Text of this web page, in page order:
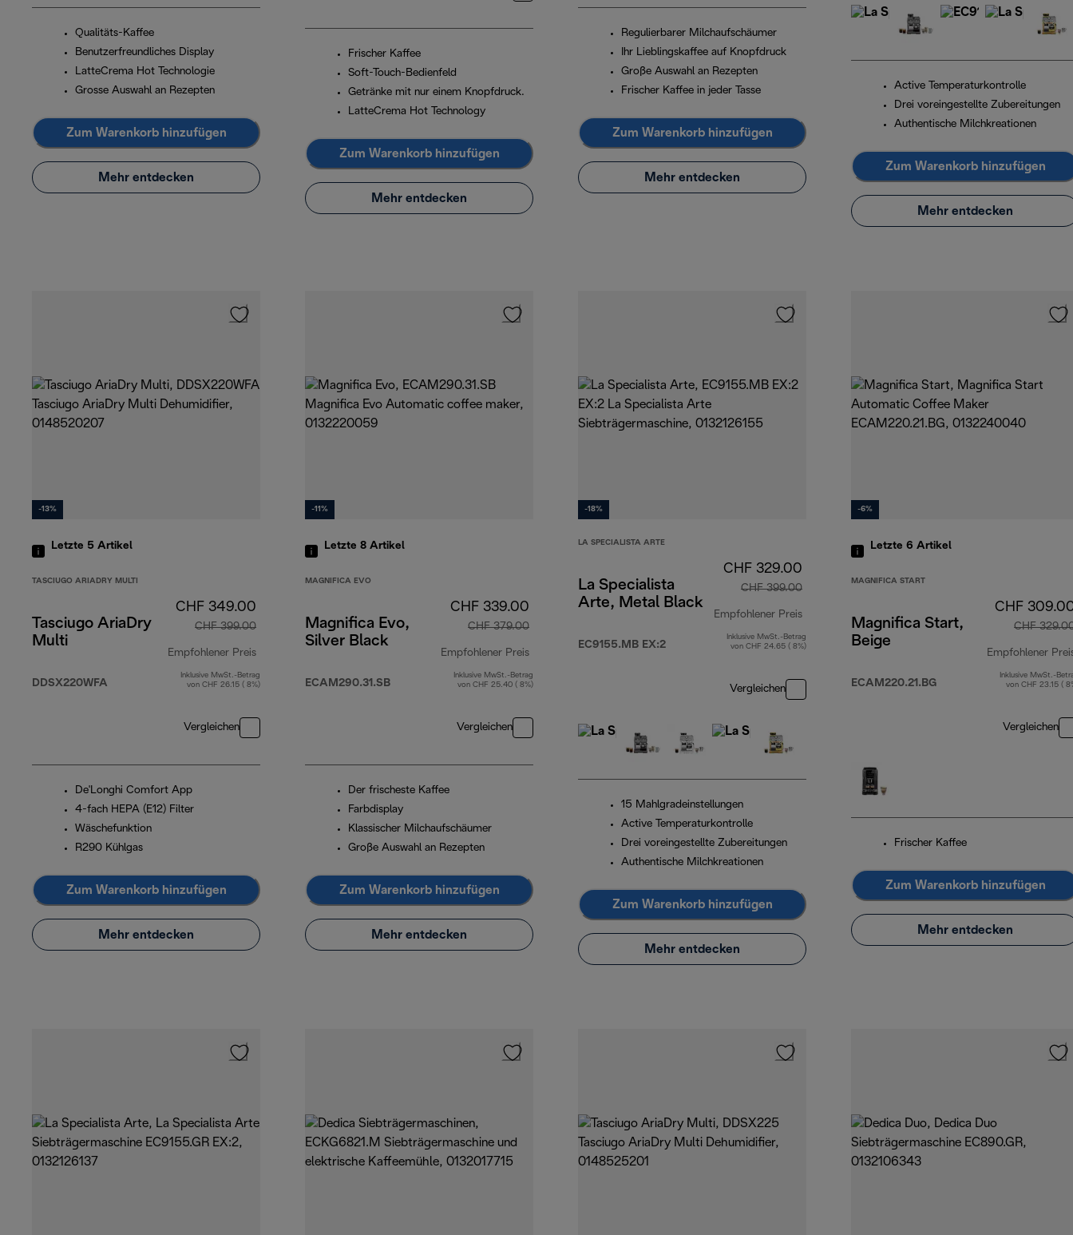
Qualitäts-Kaffee
Benutzerfreundliches Display
LatteCrema Hot Technologie
Grosse Auswahl an Rezepten
Zum Warenkorb hinzufügen
Mehr entdecken
Frischer Kaffee
Soft-Touch-Bedienfeld
Getränke mit nur einem Knopfdruck.
LatteCrema Hot Technology
Zum Warenkorb hinzufügen
Mehr entdecken
Regulierbarer Milchaufschäumer
Ihr Lieblingskaffee auf Knopfdruck
Große Auswahl an Rezepten
Frischer Kaffee in jeder Tasse
Zum Warenkorb hinzufügen
Mehr entdecken
Active Temperaturkontrolle
Drei voreingestellte Zubereitungen
Authentische Milchkreationen
Zum Warenkorb hinzufügen
Mehr entdecken
-13%
Letzte 5 Artikel
TASCIUGO ARIADRY MULTI
Tasciugo AriaDry
Multi
DDSX220WFA
CHF 349.00
CHF 399.00
Empfohlener Preis
Originalpreis CHF 399.00
Inklusive MwSt.-Betrag
von CHF 26.15 ( 8%)
Vergleichen
De'Longhi Comfort App
4-fach HEPA (E12) Filter
Wäschefunktion
R290 Kühlgas
Zum Warenkorb hinzufügen
Mehr entdecken
-11%
Letzte 8 Artikel
MAGNIFICA EVO
Magnifica Evo,
Silver Black
ECAM290.31.SB
CHF 339.00
CHF 379.00
Empfohlener Preis
Originalpreis CHF 379.00
Inklusive MwSt.-Betrag
von CHF 25.40 ( 8%)
Vergleichen
Der frischeste Kaffee
Farbdisplay
Klassischer Milchaufschäumer
Große Auswahl an Rezepten
Zum Warenkorb hinzufügen
Mehr entdecken
-18%
LA SPECIALISTA ARTE
La Specialista
Arte, Metal Black
EC9155.MB EX:2
CHF 329.00
CHF 399.00
Empfohlener Preis
Originalpreis CHF 399.00
Inklusive MwSt.-Betrag
von CHF 24.65 ( 8%)
Vergleichen
15 Mahlgradeinstellungen
Active Temperaturkontrolle
Drei voreingestellte Zubereitungen
Authentische Milchkreationen
Zum Warenkorb hinzufügen
Mehr entdecken
-6%
Letzte 6 Artikel
MAGNIFICA START
Magnifica Start,
Beige
ECAM220.21.BG
CHF
CHF
Empfohlener
Inklusive MwSt.-
von CHF 23.15 (
Vergleichen
Frischer Kaffee
Zum Warenkorb hinzufügen
Mehr entdecken